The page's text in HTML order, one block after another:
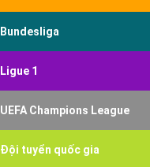
Bundesliga
Ligue 1
UEFA Champions League
Đội tuyển quốc gia